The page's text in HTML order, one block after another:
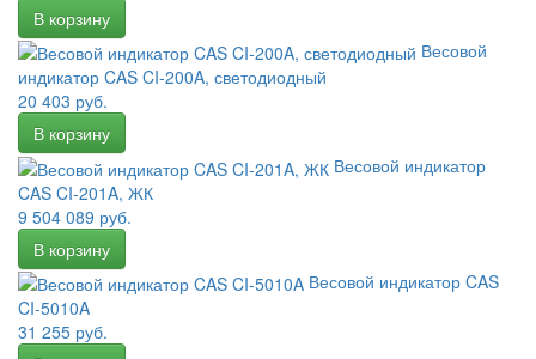
Весовой
индикатор CAS CI-200A, светодиодный
20 403 руб.
Весовой индикатор
CAS CI-201A, ЖК
9 504 089 руб.
Весовой индикатор CAS
CI-5010A
31 255 руб.